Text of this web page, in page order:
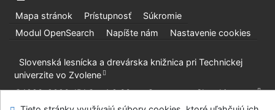
Mapa stránok Prístupnosť
Súkromie
Modul OpenSearch
Napíšte nám Nastavenie cookies
Slovenská lesnícka a drevárska knižnica pri Technickej
univerzite vo Zvolene
©1993-2026IPACv.4.8.63a-Cosmotron Slovakia, s.r.o.